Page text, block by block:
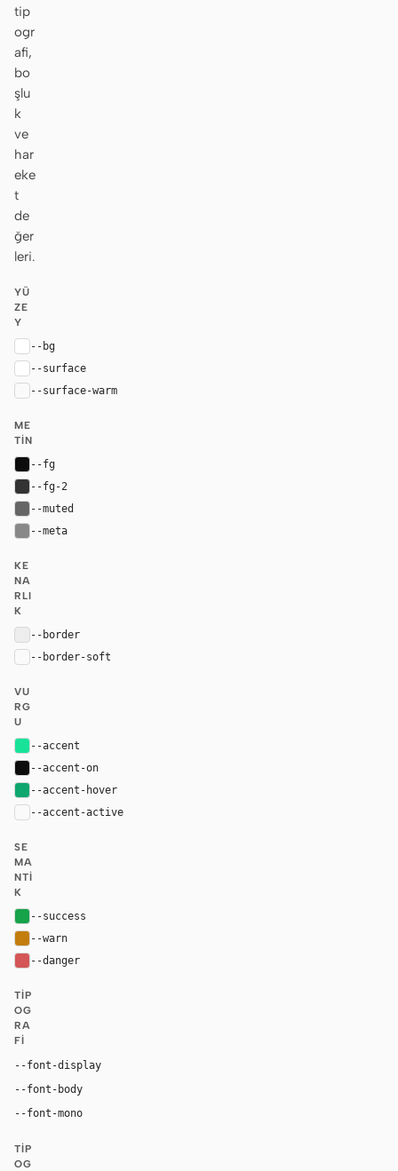
tip
ogr
afi,
bo
şlu
k
ve
har
eke
t
de
ğer
leri.
YÜ
ZE
Y
--bg
--surface
--surface-warm
ME
TIN
--fg
--fg-2
--muted
--meta
KE
NA
RLI
K
--border
--border-soft
VU
RG
U
--accent
--accent-on
--accent-hover
--accent-active
SE
MA
NTI
K
--success
--warn
--danger
TIP
OG
RA
FI
--font-display
--font-body
--font-mono
TIP
OG